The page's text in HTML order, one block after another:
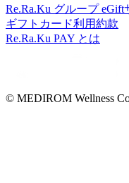
Re.Ra.Ku グループ
ギフトカード利用約款
Re.Ra.Ku PAY とは
© MEDIROM Wellness